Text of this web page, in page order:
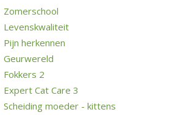
Zomerschool
Levenskwaliteit
Pijn herkennen
Geurwereld
Fokkers 2
Expert Cat Care 3
Scheiding moeder - kittens